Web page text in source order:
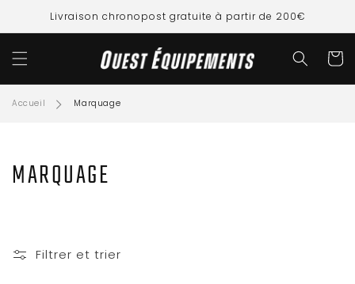
Livraison chronopost gratuite à partir de 200€
Panier
Accueil Marquage
C
L
MARQUAGE
Filtrer et trier